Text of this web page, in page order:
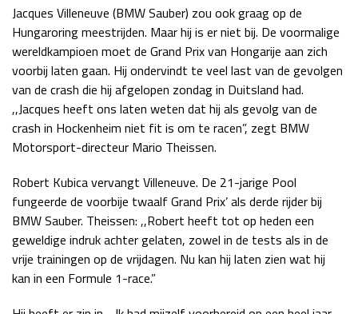
Jacques Villeneuve (BMW Sauber) zou ook graag op de
Hungaroring meestrijden. Maar hij is er niet bij. De voormalige
wereldkampioen moet de Grand Prix van Hongarije aan zich
voorbij laten gaan. Hij ondervindt te veel last van de gevolgen
van de crash die hij afgelopen zondag in Duitsland had.
,,Jacques heeft ons laten weten dat hij als gevolg van de
crash in Hockenheim niet fit is om te racen”, zegt BMW
Motorsport-directeur Mario Theissen.
Robert Kubica vervangt Villeneuve. De 21-jarige Pool
fungeerde de voorbije twaalf Grand Prix’ als derde rijder bij
BMW Sauber. Theissen: ,,Robert heeft tot op heden een
geweldige indruk achter gelaten, zowel in de tests als in de
vrije trainingen op de vrijdagen. Nu kan hij laten zien wat hij
kan in een Formule 1-race.”